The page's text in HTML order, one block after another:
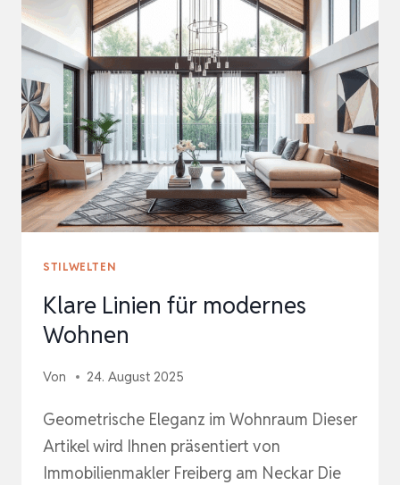
CHARME
STILWELTEN
Klare Linien für modernes
Wohnen
Von 24. August 2025
Geometrische Eleganz im Wohnraum Dieser
Artikel wird Ihnen präsentiert von
Immobilienmakler Freiberg am Neckar Die